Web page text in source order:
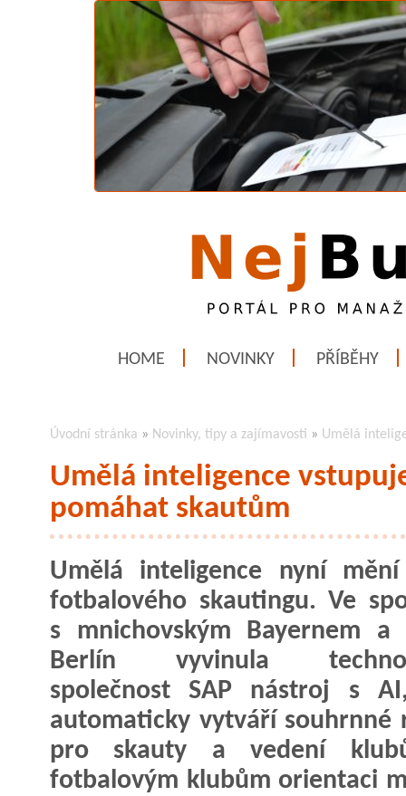
HOME NOVINKY PŘÍBĚHY
Úvodní stránka » Novinky, tipy a zajímavosti » Umělá
Umělá inteligence
pomáhat skautům
Umělá inteligence nyní
fotbalového skautingu. Ve
s mnichovským Bayernem a
Berlín vyvinula
společnost SAP nástroj s
automaticky vytváří souhrnné
pro skauty a vedení
fotbalovým klubům orientaci